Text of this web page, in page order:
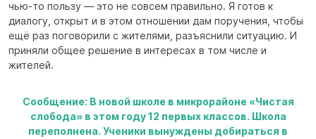
чью-то пользу — это не совсем правильно. Я готов к
диалогу, открыт и в этом отношении дам поручения, чтобы
ещё раз поговорили с жителями, разъяснили ситуацию. И
приняли общее решение в интересах в том числе и
жителей.
Сообщение: В новой школе в микрорайоне «Чистая
слобода» в этом году 12 первых классов. Школа
переполнена. Ученики вынуждены добираться в